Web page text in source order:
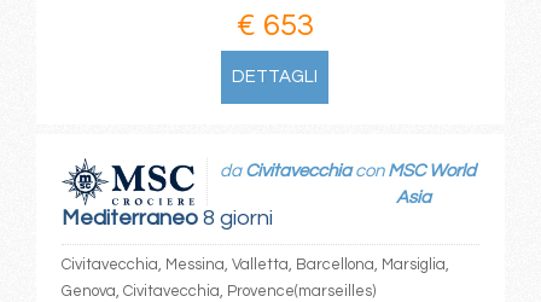
€ 653
DETTAGLI
Mediterraneo8 giorni
da Civitavecchiacon MSC World
Asia
Civitavecchia, Messina, Valletta, Barcellona, Marsiglia,
Genova, Civitavecchia, Provence(marseilles)